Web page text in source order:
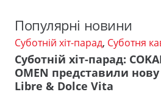
Популярні новини
Суботній хіт-парад, Суботня
Суботній хіт-парад:
OMEN представили
Libre & Dolce Vita